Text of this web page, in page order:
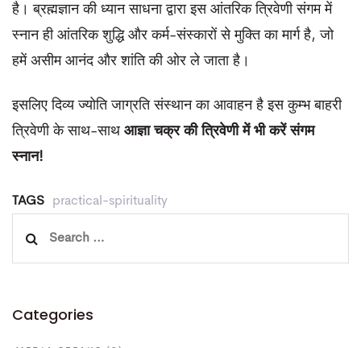
है। ब्रह्मज्ञान की ध्यान साधना द्वारा इस आंतरिक त्रिवेणी संगम में
स्नान ही आंतरिक शुद्धि और कर्म-संस्कारों से मुक्ति का मार्ग है, जो
हमें असीम आनंद और शांति की ओर ले जाता है।
इसलिए दिव्य ज्योति जाग्रति संस्थान का आवाहन है इस कुम्भ बाहरी
त्रिवेणी के साथ-साथ आज्ञा चक्र की त्रिवेणी में भी करें संगम
स्नान!
TAGS
practical-spirituality
Categories